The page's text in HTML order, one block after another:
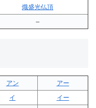
熾盛光仏頂
–
アン
アー
イ
イー